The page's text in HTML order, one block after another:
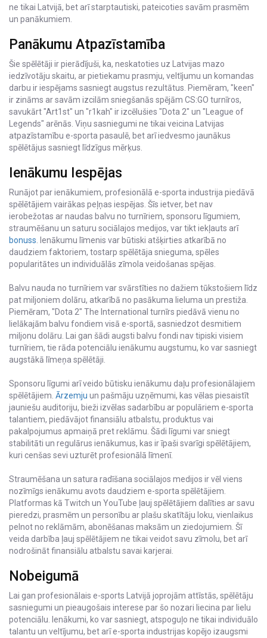
ne tikai Latvijā, bet arī starptautiski, pateicoties savām prasmēm
un panākumiem.
Panākumu Atpazīstamība
Šie spēlētāji ir pierādījuši, ka, neskatoties uz Latvijas mazo
iedzīvotāju skaitu, ar pietiekamu prasmju, veltījumu un komandas
darbu ir iespējams sasniegt augstus rezultātus. Piemēram, "keen"
ir zināms ar savām izcilām sniegšanās spējām CS:GO turnīros,
savukārt "Art1st" un "r1kah" ir izcēlušies "Dota 2" un "League of
Legends" arēnās. Viņu sasniegumi ne tikai veicina Latvijas
atpazīstamību e-sporta pasaulē, bet arī iedvesmo jaunākus
spēlētājus sasniegt līdzīgus mērķus.
Ienākumu Iespējas
Runājot par ienākumiem, profesionālā e-sporta industrija piedāvā
spēlētājiem vairākas peļņas iespējas. Šīs ietver, bet nav
ierobežotas ar naudas balvu no turnīriem, sponsoru līgumiem,
straumēšanu un saturu sociālajos medijos, var tikt iekļauts arī
bonuss . Ienākumu līmenis var būtiski atšķirties atkarībā no
daudziem faktoriem, tostarp spēlētāja snieguma, spēles
popularitātes un individuālās zīmola veidošanas spējas.
Balvu nauda no turnīriem var svārstīties no dažiem tūkstošiem līdz
pat miljoniem dolāru, atkarībā no pasākuma lieluma un prestiža.
Piemēram, "Dota 2" The International turnīrs piedāvā vienu no
lielākajām balvu fondiem visā e-sportā, sasniedzot desmitiem
miljonu dolāru. Lai gan šādi augsti balvu fondi nav tipiski visiem
turnīriem, tie rāda potenciālu ienākumu augstumu, ko var sasniegt
augstākā līmeņa spēlētāji.
Sponsoru līgumi arī veido būtisku ienākumu daļu profesionālajiem
spēlētājiem. Ārzemju un pašmāju uzņēmumi, kas vēlas piesaistīt
jauniešu auditoriju, bieži izvēlas sadarbību ar populāriem e-sporta
talantiem, piedāvājot finansiālu atbalstu, produktus vai
pakalpojumus apmaiņā pret reklāmu. Šādi līgumi var sniegt
stabilitāti un regulārus ienākumus, kas ir īpaši svarīgi spēlētājiem,
kuri cenšas sevi uzturēt profesionālā līmenī.
Straumēšana un satura radīšana sociālajos medijos ir vēl viens
nozīmīgs ienākumu avots daudziem e-sporta spēlētājiem.
Platformas kā Twitch un YouTube ļauj spēlētājiem dalīties ar savu
pieredzi, prasmēm un personību ar plašu skatītāju loku, vienlaikus
pelnot no reklāmām, abonēšanas maksām un ziedojumiem. Šī
veida darbība ļauj spēlētājiem ne tikai veidot savu zīmolu, bet arī
nodrošināt finansiālu atbalstu savai karjerai.
Nobeigumā
Lai gan profesionālais e-sports Latvijā joprojām attīstās, spēlētāju
sasniegumi un pieaugošais interese par šo nozari liecina par lielu
potenciālu. Ienākumi, ko var sasniegt, atspoguļo ne tikai individuālo
talantu un veltījumu, bet arī e-sporta industrijas kopējo izaugsmi